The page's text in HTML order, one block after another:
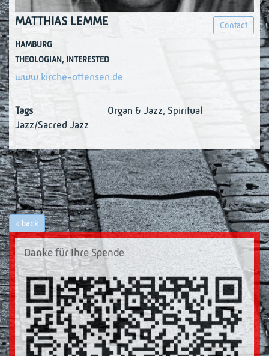
Contact
MATTHIAS LEMME
HAMBURG
THEOLOGIAN , INTERESTED
www.kirche-ottensen.de
Tags Organ & Jazz, Spiritual
Jazz/Sacred Jazz
back
Danke für Ihre Spende